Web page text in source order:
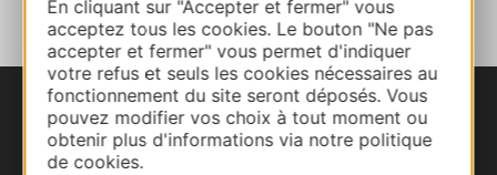
En cliquant sur "Accepter et fermer" vous
acceptez tous les cookies. Le bouton "Ne pas
accepter et fermer" vous permet d'indiquer
votre refus et seuls les cookies nécessaires au
fonctionnement du site seront déposés. Vous
pouvez modifier vos choix à tout moment ou
obtenir plus d'informations via notre politique
de cookies.